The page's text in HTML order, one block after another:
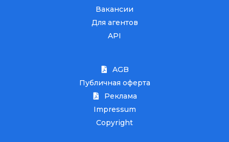
Вакансии
Для агентов
API
AGB
Публичная оферта
Реклама
Impressum
Copyright